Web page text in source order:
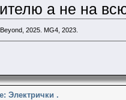
а не на
2025. MG4, 2023.
Электрички .